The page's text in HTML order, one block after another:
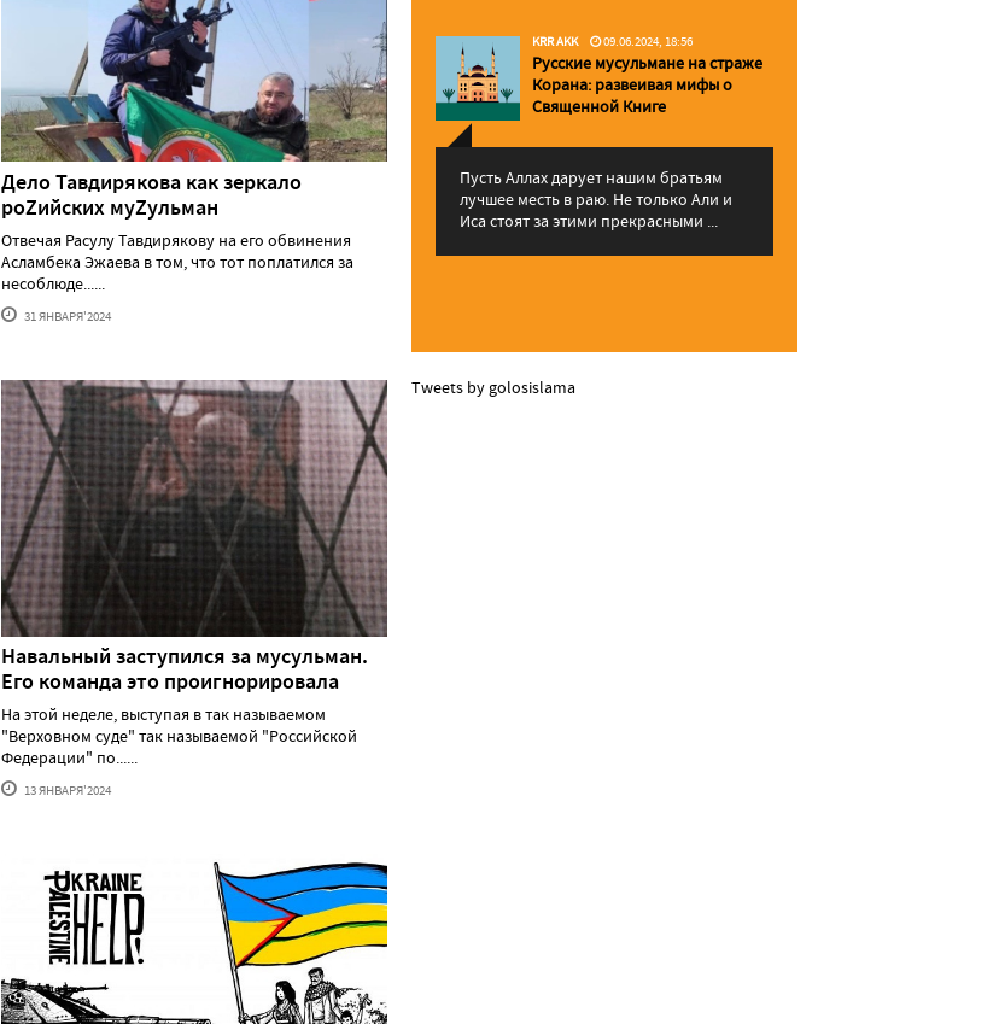
Дело Тавдирякова как зеркало
роZийских муZульман
Отвечая Расулу Тавдирякову на его обвинения
Асламбека Эжаева в том, что тот поплатился за
несоблюде......
31 ЯНВАРЯ'2024
Навальный заступился за мусульман.
Его команда это проигнорировала
На этой неделе, выступая в так называемом
"Верховном суде" так называемой "Российской
Федерации" по......
13 ЯНВАРЯ'2024
KRR AKK 09.06.2024, 18:56
Русские мусульмане на страже
Корана: pазвеивая мифы о
Священной Книге
Пусть Аллах дарует нашим братьям
лучшее месть в раю. Не только Али и
Иса стоят за этими прекрасными ...
Tweets by golosislama